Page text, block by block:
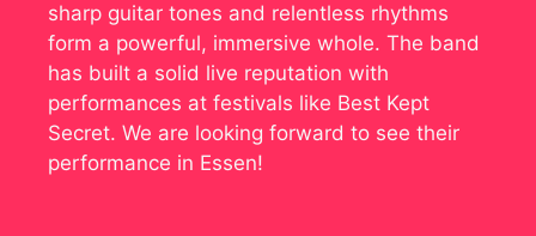
sharp guitar tones and relentless rhythms
form a powerful, immersive whole. The band
has built a solid live reputation with
performances at festivals like Best Kept
Secret. We are looking forward to see their
performance in Essen!